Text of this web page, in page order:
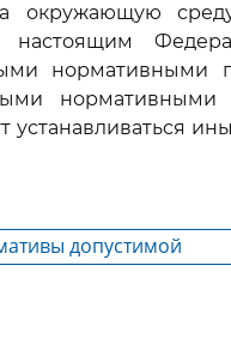
окружающую
настоящим
нормативными
нормативными
устанавливаться
допустимой